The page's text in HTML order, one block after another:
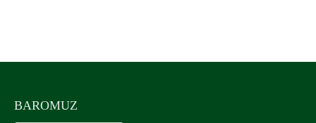
BAROMUZ